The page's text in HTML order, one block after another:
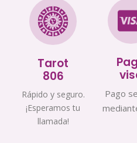
Tarot
806
Rápido y seguro.
¡Esperamos tu
llamada!
Pago